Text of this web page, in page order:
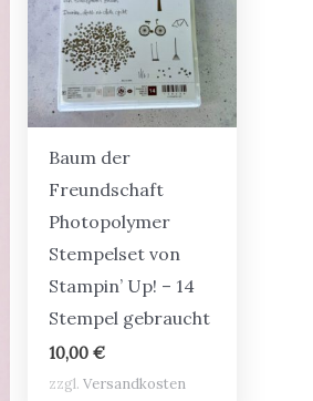
Baum der
Freundschaft
Photopolymer
Stempelset von
Stampin’ Up! – 14
Stempel gebraucht
10,00 €
zzgl. Versandkosten